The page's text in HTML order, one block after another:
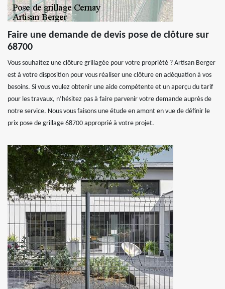
Faire une demande de devis pose de clôture sur
68700
Vous souhaitez une clôture grillagée pour votre propriété ? Artisan Berger
est à votre disposition pour vous réaliser une clôture en adéquation à vos
besoins. Si vous voulez obtenir une aide compétente et un aperçu du tarif
pour les travaux, n’hésitez pas à faire parvenir votre demande auprès de
notre service. Nous vous faisons une étude en amont en vue de définir le
prix pose de grillage 68700 approprié à votre projet.